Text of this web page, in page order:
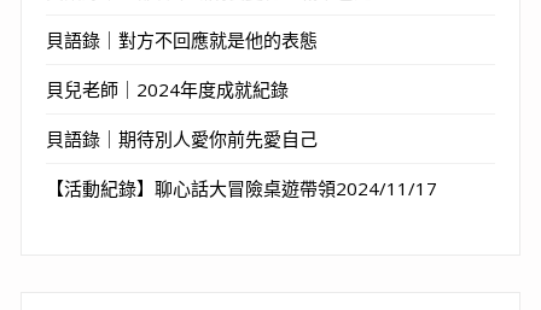
貝語錄｜對方不回應就是他的表態
貝兒老師｜2024年度成就紀錄
貝語錄｜期待別人愛你前先愛自己
【活動紀錄】聊心話大冒險桌遊帶領2024/11/17